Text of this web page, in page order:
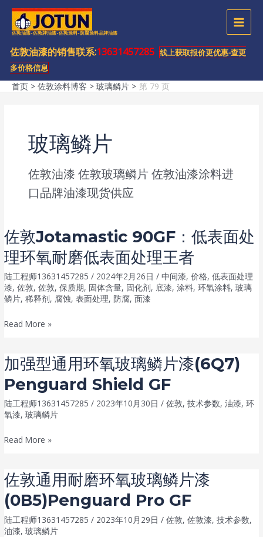
佐敦油漆-佐敦牌油漆-佐敦涂料-防腐涂料品牌油漆
佐敦油漆的销售联系:13631457285 线上获取报价更优惠-查更
多价格信息
首页 佐敦涂料博客 玻璃鳞片 第 79 页
玻璃鳞片
佐敦油漆 佐敦玻璃鳞片佐敦油漆涂料进
口品牌油漆现货供应
佐敦Jotamastic 90GF：低表面处
理环氧耐磨低表面处理王者
陆工程师13631457285/ 2024年2月26日/中间漆,价格,低表面处理
漆,佐敦,佐敦,保质期, 固体含量, 固化剂, 底漆,涂料,环氧涂料,玻璃
鳞片,稀释剂, 腐蚀,表面处理, 防腐,面漆
佐
90GF：
低
面
理
氧
耐
磨
低
表
Read More »
加强型通用环氧玻璃鳞片漆(6Q7)
Penguard Shield GF
陆工程师13631457285/ 2023年10月30日/佐敦,技术参数,油漆,环
氧漆,玻璃鳞片
加
通
用
环
氧
Read More »
佐敦通用耐磨环氧玻璃鳞片漆
(0B5)Penguard Pro GF
陆工程师13631457285/ 2023年10月29日/佐敦,佐敦漆,技术参数,
油漆,玻璃鳞片